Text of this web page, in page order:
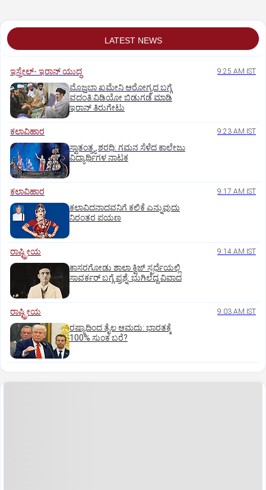
LATEST NEWS
ಇಸ್ರೇಲ್- ಇರಾನ್‌ ಯುದ್ಧ 9:25 AM IST
ಮೊಜ್ತಬಾ ಖಮೇನಿ ಆರೋಗ್ಯದ ಬಗ್ಗೆ
ವದಂತಿ:ವಿಡಿಯೋ ಬಿಡುಗಡೆ ಮಾಡಿ
ಇರಾನ್‌ ತಿರುಗೇಟು
ಕಲಾವಿಹಾರ 9:23 AM IST
ಸ್ವಾತಂತ್ರ್ಯ ಶರಧಿ: ಗಮನ ಸೆಳೆದ ಕಾಲೇಜು
ವಿದ್ಯಾರ್ಥಿಗಳ ನಾಟಕ
ಕಲಾವಿಹಾರ 9:17 AM IST
ಕಲಾವಿದನಾದವನಿಗೆ ಕಲಿಕೆ ಎನ್ನುವುದು
ನಿರಂತರ ಪಯಣ
ರಾಷ್ಟ್ರೀಯ 9:14 AM IST
ಕಾಸರಗೋಡು ಶಾಲಾ ಕ್ವಿಜ್‌ ಸ್ಪರ್ಧೆಯಲ್ಲಿ
ಸಾವರ್ಕರ್‌ ಬಗ್ಗೆ ಪ್ರಶ್ನೆ: ಭುಗಿಲೆದ್ದ ವಿವಾದ
ರಾಷ್ಟ್ರೀಯ 9:03 AM IST
ರಷ್ಯಾದಿಂದ ತೈಲ ಆಮದು: ಭಾರತಕ್ಕೆ
100% ಸುಂಕ ಬರೆ?